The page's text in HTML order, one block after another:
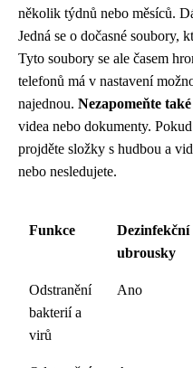
několik týdnů nebo měsíců.
Jedná se o dočasné soubory,
Tyto soubory se ale časem
telefonů má v nastavení
najednou. Nezapomeňte
videa nebo dokumenty.
projděte složky s hudbou a
nebo nesledujete.
Funkce
Dezinfekční
ubrousky
Odstranění
bakterií a
virů
Ano